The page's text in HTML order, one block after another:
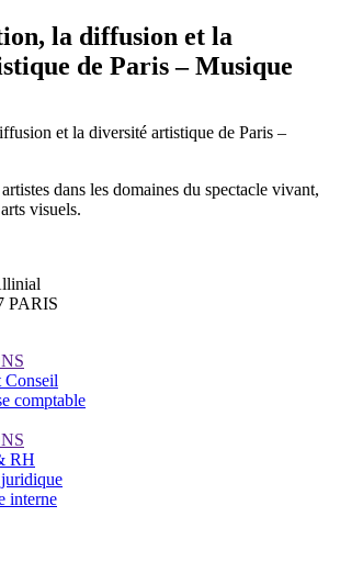
la diffusion et la
de Paris – Musique
et la diversité artistique de Paris –
dans les domaines du spectacle vivant,
visuels.
PARIS
Conseil
comptable
RH
interne